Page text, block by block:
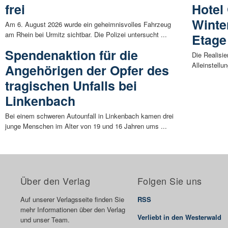
frei
Am 6. August 2026 wurde ein geheimnisvolles Fahrzeug
am Rhein bei Urmitz sichtbar. Die Polizei untersucht ...
Spendenaktion für die
Angehörigen der Opfer des
tragischen Unfalls bei
Linkenbach
Bei einem schweren Autounfall in Linkenbach kamen drei
junge Menschen im Alter von 19 und 16 Jahren ums ...
Etage
Die
Über den Verlag
Auf unserer Verlagsseite finden Sie
mehr Informationen über den Verlag
und unser Team.
Folgen Sie uns
RSS
Verliebt in den Westerwald